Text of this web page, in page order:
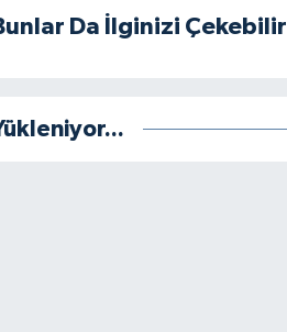
Da İlginizi Çekebilir